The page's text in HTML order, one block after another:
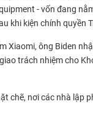
- vốn đang
khi kiện chính quyền
Xiaomi, ông Biden
trách nhiệm cho
chẽ, nơi các nhà lập